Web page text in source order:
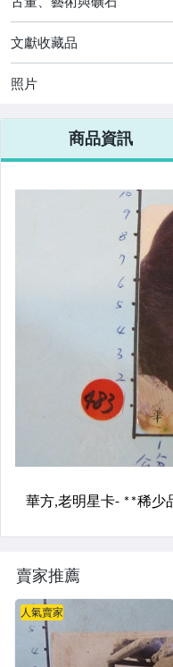
文獻收藏品
照片
商品資訊
賣家推薦
人氣賣家